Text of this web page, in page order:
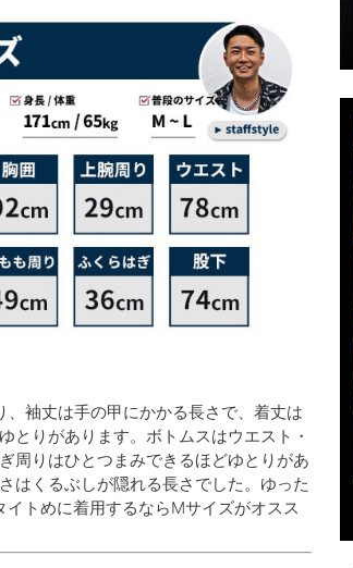
、袖丈は手の甲にかかる長さで、着丈は
とりがあります。ボトムスはウエスト・
周りはひとつまみできるほどゆとりがあ
はくるぶしが隠れる長さでした。ゆった
トめに着用するならMサイズがオスス